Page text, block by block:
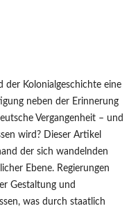
der Kolonialgeschichte eine
neben der Erinnerung
Vergangenheit – und
wird? Dieser Artikel
der sich wandelnden
Ebene. Regierungen
Gestaltung und
was durch staatlich